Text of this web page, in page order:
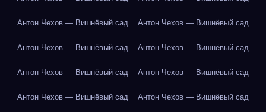
Антон Чехов — Вишнёвый сад Антон Чехов — Вишнёвый сад
Антон Чехов — Вишнёвый сад Антон Чехов — Вишнёвый сад
Антон Чехов — Вишнёвый сад Антон Чехов — Вишнёвый сад
Антон Чехов — Вишнёвый сад Антон Чехов — Вишнёвый сад